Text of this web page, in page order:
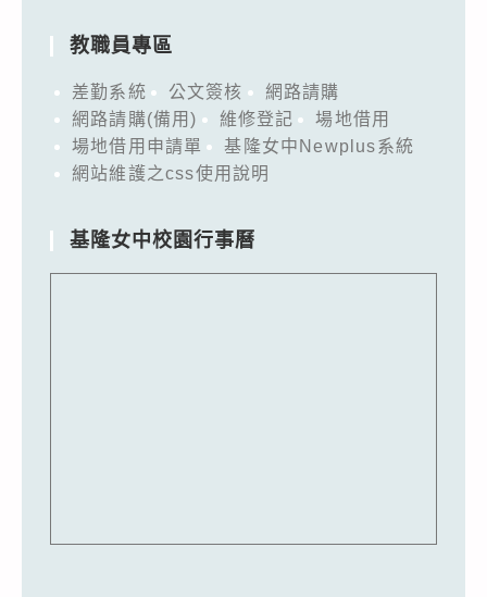
教職員專區
差勤系統 公文簽核
網路請購
網路請購(備用)
維修登記
場地借用
場地借用申請單
基隆女中Newplus系統
網站維護之css使用說明
基隆女中校園行事曆